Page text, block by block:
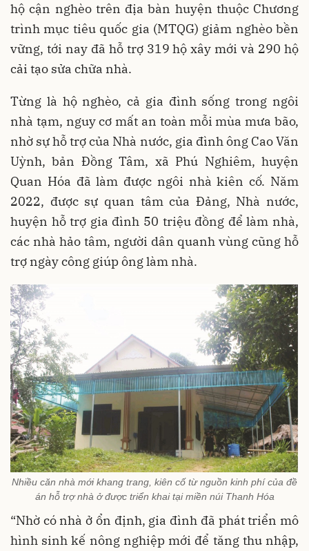
hộ cận nghèo trên địa bàn huyện thuộc Chương
trình mục tiêu quốc gia (MTQG) giảm nghèo bền
vững, tới nay đã hỗ trợ 319 hộ xây mới và 290 hộ
cải tạo sửa chữa nhà.
Từng là hộ nghèo, cả gia đình sống trong ngôi
nhà tạm, nguy cơ mất an toàn mỗi mùa mưa bão,
nhờ sự hỗ trợ của Nhà nước, gia đình ông Cao Văn
Uỳnh, bản Đồng Tâm, xã Phú Nghiêm, huyện
Quan Hóa đã làm được ngôi nhà kiên cố. Năm
2022, được sự quan tâm của Đảng, Nhà nước,
huyện hỗ trợ gia đình 50 triệu đồng để làm nhà,
các nhà hảo tâm, người dân quanh vùng cũng hỗ
trợ ngày công giúp ông làm nhà.
Nhiều căn nhà mới khang trang, kiên cố từ nguồn kinh phí của đề
án hỗ trợ nhà ở được triển khai tại miền núi Thanh Hóa
“Nhờ có nhà ở ổn định, gia đình đã phát triển mô
hình sinh kế nông nghiệp mới để tăng thu nhập,